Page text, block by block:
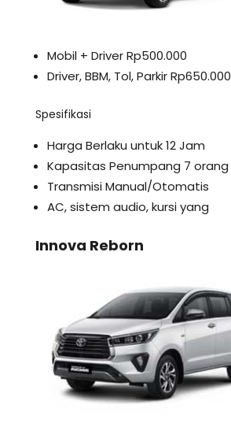
Mobil + Driver Rp500.000
Driver, BBM, Tol, Parkir Rp650.000
Spesifikasi
Harga Berlaku untuk 12 Jam
Kapasitas Penumpang 7 orang
Transmisi Manual/Otomatis
AC, sistem audio, kursi yang
Innova Reborn